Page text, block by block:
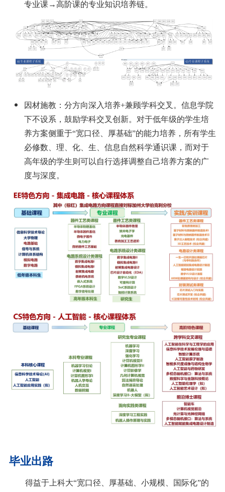
专业课→高阶课的专业知识培养链。
因材施教：分方向深入培养+兼顾学科交叉。信息学院
下不设系，鼓励学科交叉创新。对于低年级的学生培
养方案侧重于“宽口径、厚基础”的能力培养，所有学生
必修数、理、化、生、信息自然科学通识课，而对于
高年级的学生则可以自行选择调整自己培养方案的广
度与深度。
毕业出路
得益于上科大“宽口径、厚基础、小规模、国际化”的